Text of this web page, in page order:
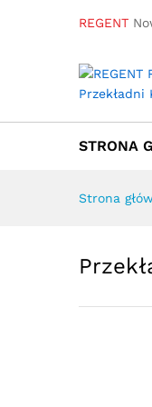
REGENT
STRONA
Strona